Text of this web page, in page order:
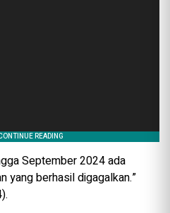
September 2024 ada
yang berhasil digagalkan.”